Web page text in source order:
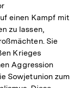
einen Kampf mit
zu lassen,
Sie
Krieges
Aggression
Sowjetunion zum